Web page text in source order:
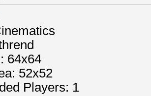
64x64
52x52
Players: 1